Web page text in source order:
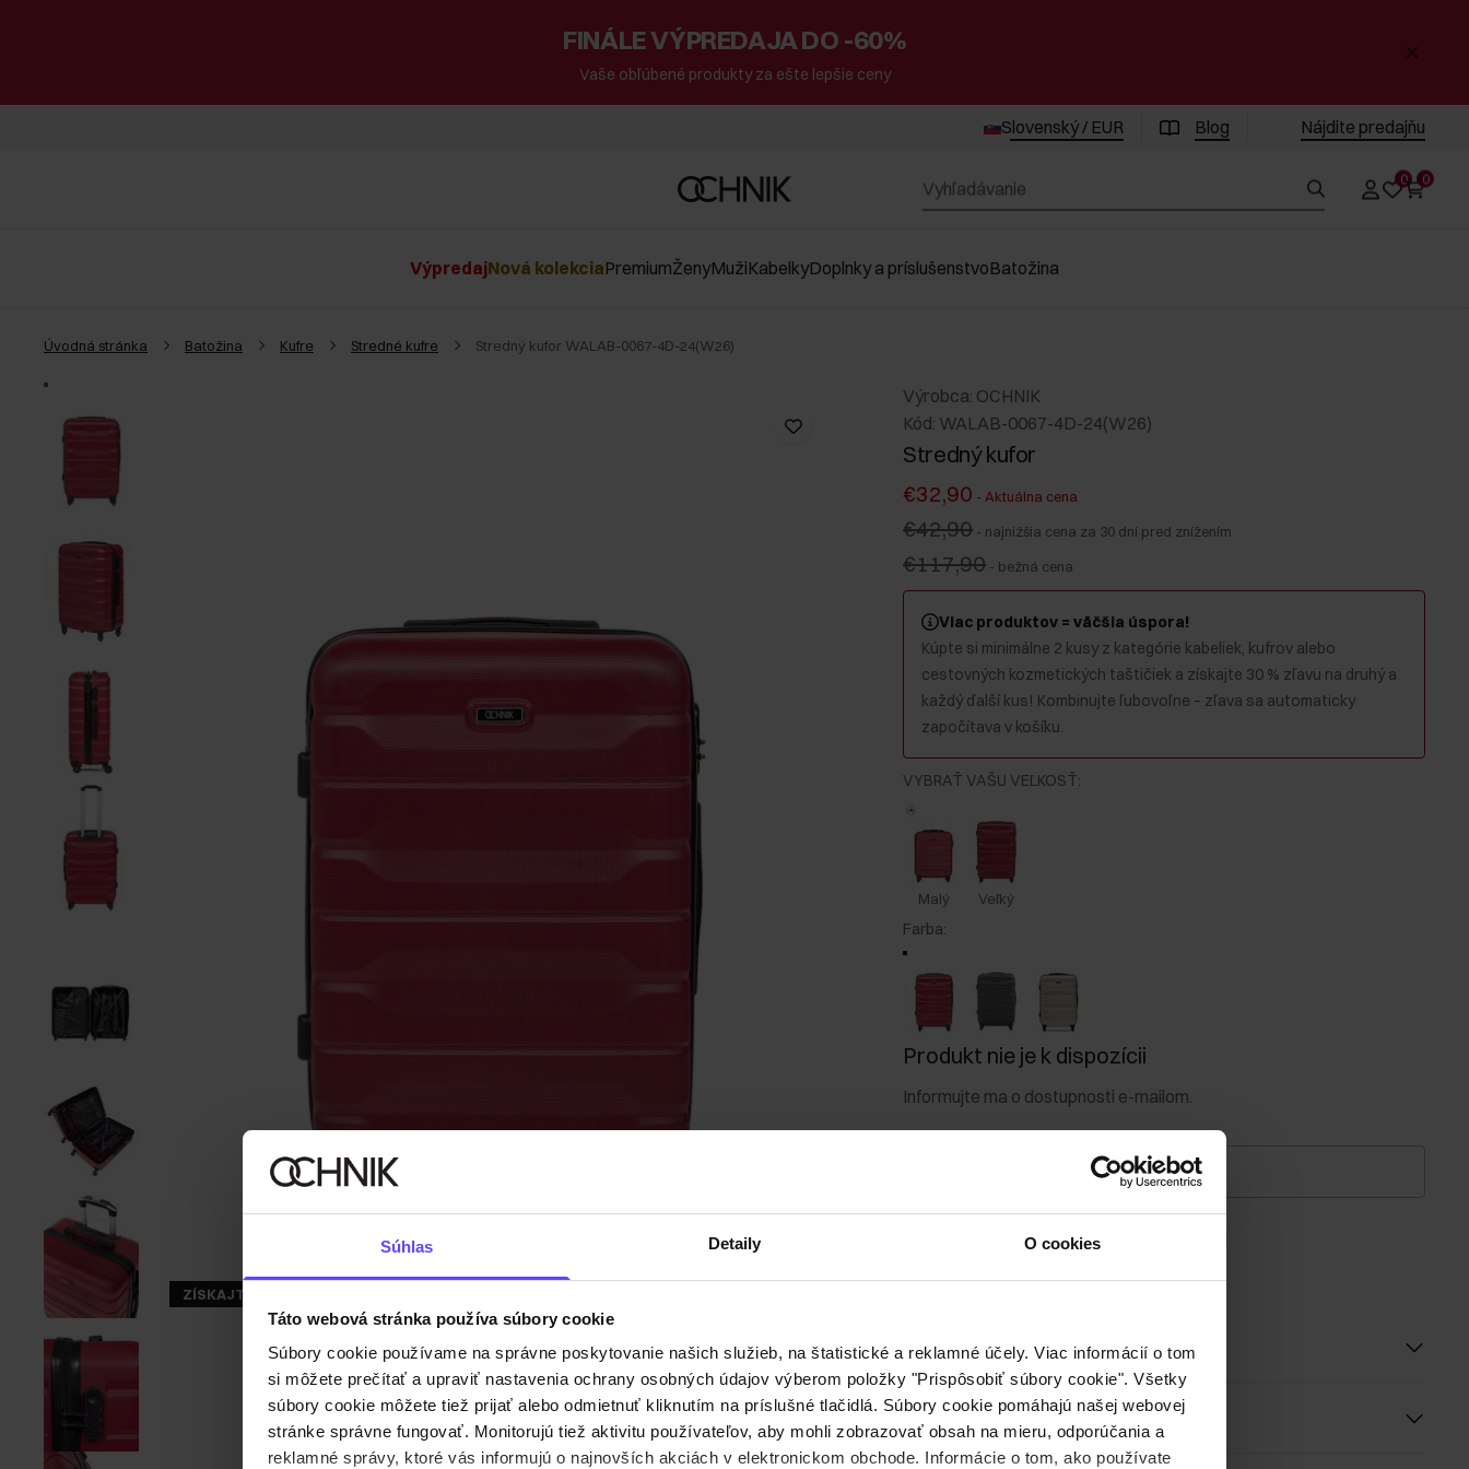
Súhlas Detaily O cookies
Táto webová stránka používa súbory cookie
Súbory cookie používame na správne poskytovanie našich služieb, na štatistické a reklamné účely. Viac informácií o tom
si môžete prečítať a upraviť nastavenia ochrany osobných údajov výberom položky "Prispôsobiť súbory cookie". Všetky
súbory cookie môžete tiež prijať alebo odmietnuť kliknutím na príslušné tlačidlá. Súbory cookie pomáhajú našej webovej
stránke správne fungovať. Monitorujú tiež aktivitu používateľov, aby mohli zobrazovať obsah na mieru, odporúčania a
reklamné správy, ktoré vás informujú o najnovších akciách v elektronickom obchode. Informácie o tom, ako používate
FINÁLE VÝPREDAJA DO -60%
Vaše obľúbené produkty za ešte lepšie ceny
Slovenský / EUR Blog Nájdite predajňu
0 0
VýpredajNová kolekciaPremiumŽenyMužiKabelkyDoplnky a príslušenstvoBatožina
Úvodná stránka Batožina Kufre Stredné kufre Stredný kufor WALAB-0067-4D-24(W26)
ZÍSKAJTE -30%
Výrobca: OCHNIK
Kód: WALAB-0067-4D-24(W26)
Stredný kufor
€32,90 - Aktuálna cena
€42,90 - najnižšia cena za 30 dní pred znížením
€117,90 - bežná cena
Viac produktov = väčšia úspora!
Kúpte si minimálne 2 kusy z kategórie kabeliek, kufrov alebo
cestovných kozmetických taštičiek a získajte 30 % zľavu na druhý a
každý ďalší kus! Kombinujte ľubovoľne – zľava sa automaticky
započítava v košíku.
VYBRAŤ VAŠU VEĽKOSŤ:
Malý Veľký
Farba:
Produkt nie je k dispozícii
Informujte ma o dostupnosti e-mailom.
Vaša e-mailová adresa
Upozorniť ma na dostupnosť
Popis produktu
Detaily